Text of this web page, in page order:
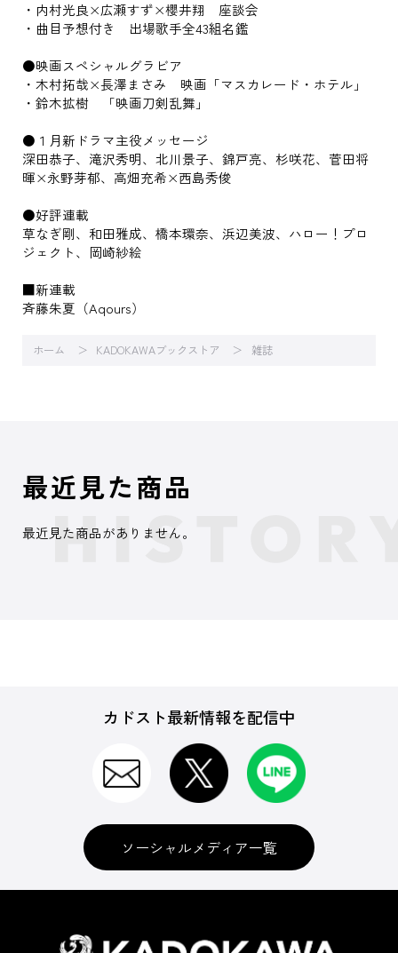
・内村光良×広瀬すず×櫻井翔 座談会
・曲目予想付き 出場歌手全43組名鑑
●映画スペシャルグラビア
・木村拓哉×長澤まさみ 映画「マスカレード・ホテル」
・鈴木拡樹 「映画刀剣乱舞」
●１月新ドラマ主役メッセージ
深田恭子、滝沢秀明、北川景子、錦戸亮、杉咲花、菅田将
暉×永野芽郁、高畑充希×西島秀俊
●好評連載
草なぎ剛、和田雅成、橋本環奈、浜辺美波、ハロー！プロ
ジェクト、岡崎紗絵
■新連載
斉藤朱夏（Aqours）
ホーム KADOKAWAブックストア 雑誌
最近見た商品
最近見た商品がありません。
カドスト最新情報を配信中
ソーシャルメディア一覧